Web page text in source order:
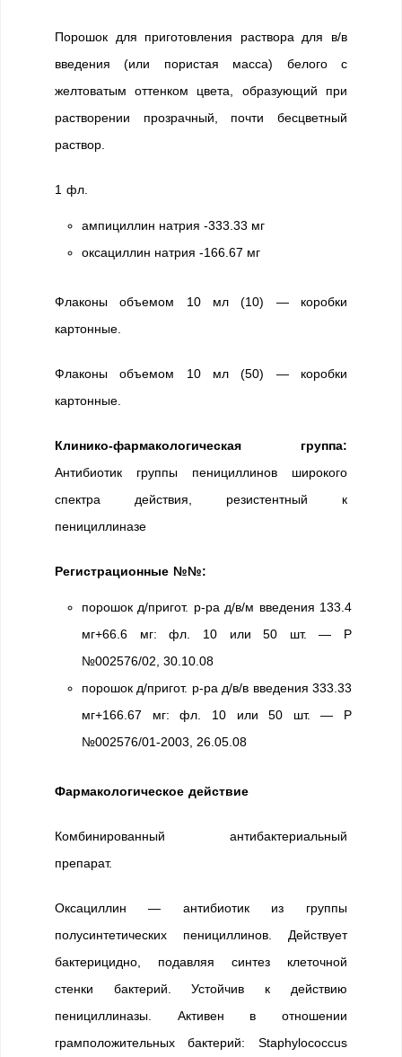
Порошок для приготовления раствора для в/в
введения (или пористая масса) белого с
желтоватым оттенком цвета, образующий при
растворении прозрачный, почти бесцветный
раствор.
1 фл.
ампициллин натрия -333.33 мг
оксациллин натрия -166.67 мг
Флаконы объемом 10 мл (10) — коробки
картонные.
Флаконы объемом 10 мл (50) — коробки
картонные.
Клинико-фармакологическая группа:
Антибиотик группы пенициллинов широкого
спектра действия, резистентный к
пенициллиназе
Регистрационные №№:
порошок д/пригот. р-ра д/в/м введения 133.4
мг+66.6 мг: фл. 10 или 50 шт. — Р
№002576/02, 30.10.08
порошок д/пригот. р-ра д/в/в введения 333.33
мг+166.67 мг: фл. 10 или 50 шт. — Р
№002576/01-2003, 26.05.08
Фармакологическое действие
Комбинированный антибактериальный
препарат.
Оксациллин — антибиотик из группы
полусинтетических пенициллинов. Действует
бактерицидно, подавляя синтез клеточной
стенки бактерий. Устойчив к действию
пенициллиназы. Активен в отношении
грамположительных бактерий: Staphylococcus